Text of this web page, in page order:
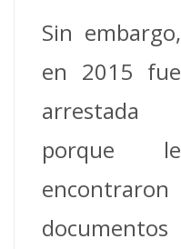
Sin embargo,
en 2015 fue
arrestada
porque le
encontraron
documentos